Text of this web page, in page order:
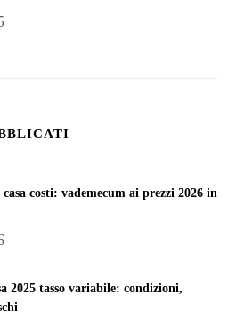
costi: vademecum ai prezzi 2026 in
2025 tasso variabile: condizioni,